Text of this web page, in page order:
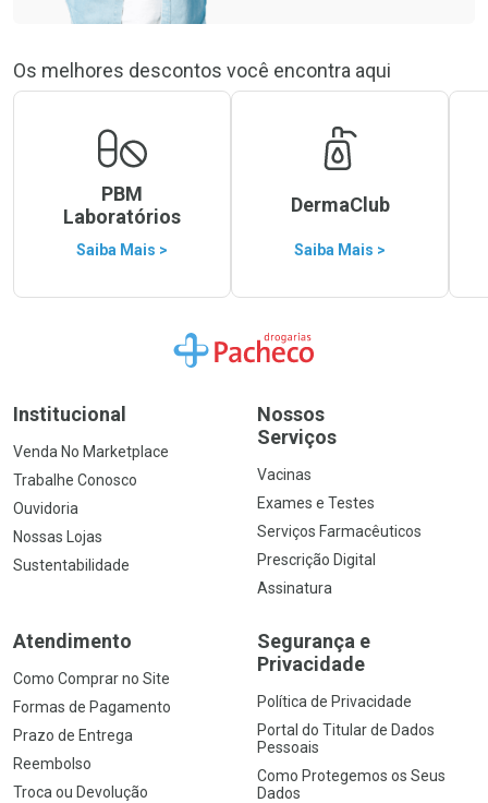
Os melhores descontos você encontra aqui
PBM
Laboratórios
Saiba Mais >
DermaClub
Saiba Mais >
Ir para a Home
Institucional
Venda No Marketplace
Trabalhe Conosco
Ouvidoria
Nossas Lojas
Sustentabilidade
Nossos
Serviços
Vacinas
Exames e Testes
Serviços Farmacêuticos
Prescrição Digital
Assinatura
Atendimento
Como Comprar no Site
Formas de Pagamento
Prazo de Entrega
Reembolso
Troca ou Devolução
Segurança e
Privacidade
Política de Privacidade
Portal do Titular de Dados
Pessoais
Como Protegemos os Seus
Dados